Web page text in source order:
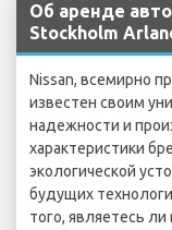
Об аренде
Stockholm
Nissan, всемирно
известен своим
надежности и
характеристики
экологической
будущих
того, являетесь